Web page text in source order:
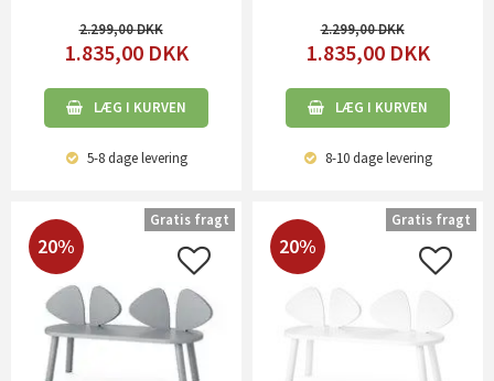
2.299,00
1.835,00 DKK
LÆG I KURVEN
5-8 dagelevering
2.299,00
1.835,00 DKK
LÆG I KURVEN
8-10 dagelevering
20%
Gratis fragt
20%
Gratis fragt